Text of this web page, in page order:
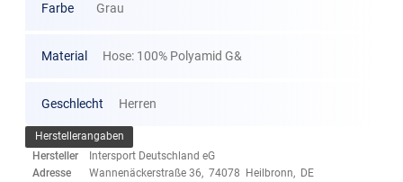
Farbe Grau
Material Hose: 100% Polyamid G&
Geschlecht Herren
Herstellerangaben
Hersteller
Intersport Deutschland eG
Adresse
Wannenäckerstraße 36, 74078 Heilbronn, DE